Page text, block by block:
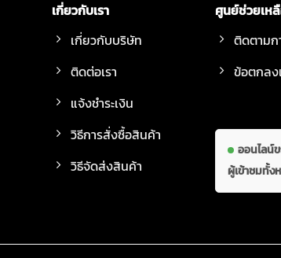
เกี่ยวกับเรา
เกี่ยวกับบริษัท
ติดต่อเรา
แจ้งชำระเงิน
วิธีการสั่งซื้อสินค้า
วิธีจัดส่งสินค้า
ศูนย์ช่วยเห
ติดตามก
ข้อตกลง
ออนไลน์
ผู้เข้าชมทั้ง